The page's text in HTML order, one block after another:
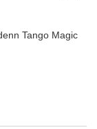
Tango Magic